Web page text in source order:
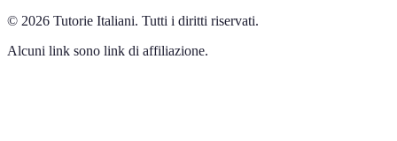
© 2026 Tutorie Italiani. Tutti i diritti riservati.
Alcuni link sono link di affiliazione.